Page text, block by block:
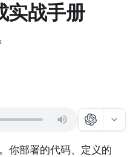
实战手册
你部署的代码、定义的